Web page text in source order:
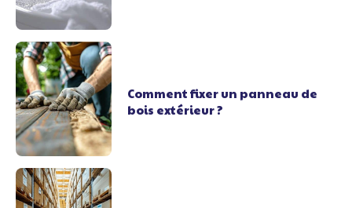
Comment fixer un panneau de
bois extérieur ?